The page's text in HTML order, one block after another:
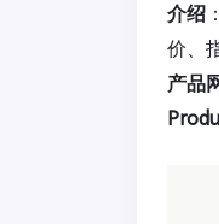
介绍
价、
产品